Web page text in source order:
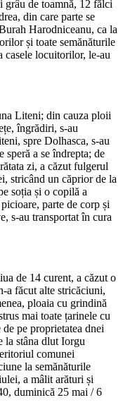
grâu de toamnă, 12 fălci
din care parte se
Harodniceanu, ca la
și toate semănăturile
casele locuitorilor, le-au
Liteni; din cauza ploii
îngrădiri, s-au
spre Dolhasca, s-au
speră a se îndrepta; de
zi, a căzut fulgerul
stricând un căprior de la
soția și o copilă a
parte de corp și
s-au transportat în cura
de 14 curent, a căzut o
a făcut alte stricăciuni,
ploaia cu grindină
mai toate țarinele cu
pe proprietatea dnei
la stâna dlut Iorgu
comunei
la semănăturile
a mâlit arături și
duminică 25 mai / 6